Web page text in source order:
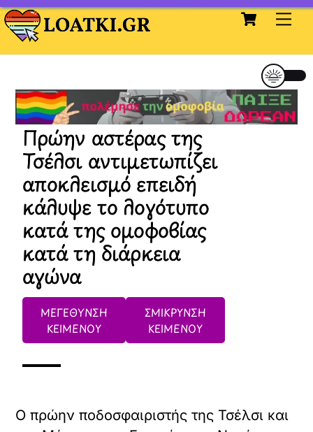
Skip
to
content
Cart
Πρώην αστέρας της
Τσέλσι αντιμετωπίζει
αποκλεισμό επειδή
κάλυψε το λογότυπο
κατά της ομοφοβίας
κατά τη διάρκεια
αγώνα
ΜΕΓΕΘΥΝΣΗ
ΚΕΙΜΕΝΟΥ
ΣΜΙΚΡΥΝΣΗ
ΚΕΙΜΕΝΟΥ
Ο πρώην ποδοσφαιριστής της Τσέλσι και